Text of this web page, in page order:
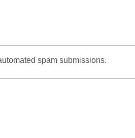
spam submissions.